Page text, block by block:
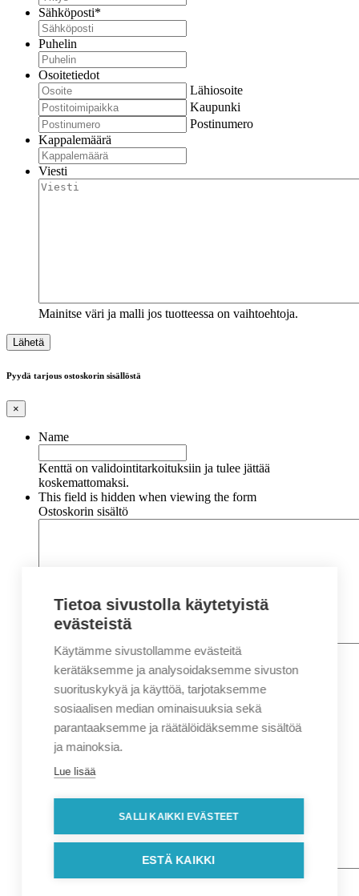
Sähköposti*
Puhelin
Osoitetiedot
Lähiosoite
Kaupunki
Postinumero
Kappalemäärä
Viesti
Mainitse väri ja malli jos tuotteessa on vaihtoehtoja.
Pyydä tarjous ostoskorin sisällöstä
×
Name
Kenttä on validointitarkoituksiin ja tulee jättää
koskemattomaksi.
This field is hidden when viewing the form
Ostoskorin sisältö
Nimi*
Etunimi
Sukunimi
Sähköposti*
Puhelin*
Osoitetiedot
Lähiosoite
Postinumero
Tietoa sivustolla käytetyistä
evästeistä
Käytämme sivustollamme evästeitä
kerätäksemme ja analysoidaksemme sivuston
suorituskykyä ja käyttöä, tarjotaksemme
sosiaalisen median ominaisuuksia sekä
parantaaksemme ja räätälöidäksemme sisältöä
ja mainoksia.
Lue lisää
SALLI KAIKKI EVÄSTEET
ESTÄ KAIKKI